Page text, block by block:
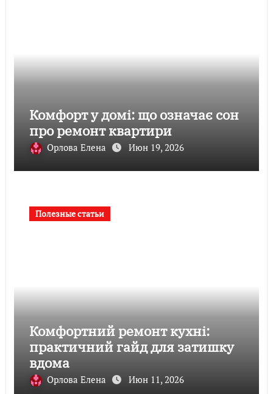
Комфорт у домі: що означає сон
про ремонт квартири
Орлова Елена Июн 19, 2026
Полезные статьи
Комфортний ремонт кухні:
практичний гайд для затишку
вдома
Орлова Елена Июн 11, 2026